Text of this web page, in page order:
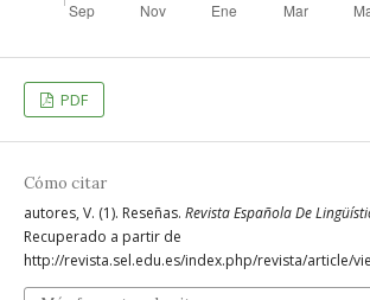
PDF
Cómo citar
autores, V. (1). Reseñas. Revista Española De
Recuperado a partir de
http://revista.sel.edu.es/index.php/revista/article/